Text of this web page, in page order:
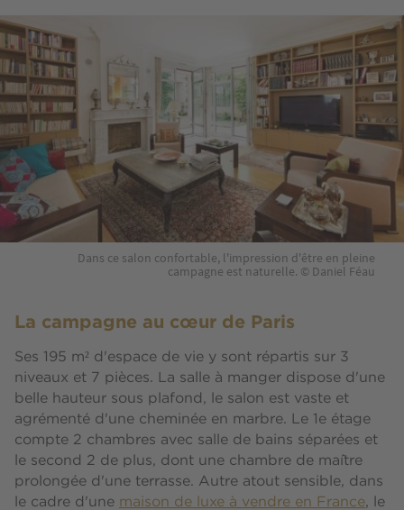
Dans ce salon confortable, l'impression d'être en pleine
campagne est naturelle. © Daniel Féau
La campagne au cœur de Paris
Ses 195 m² d'espace de vie y sont répartis sur 3
niveaux et 7 pièces. La salle à manger dispose d'une
belle hauteur sous plafond, le salon est vaste et
agrémenté d'une cheminée en marbre. Le 1e étage
compte 2 chambres avec salle de bains séparées et
le second 2 de plus, dont une chambre de maître
prolongée d'une terrasse. Autre atout sensible, dans
le cadre d'une maison de luxe à vendre en France, le